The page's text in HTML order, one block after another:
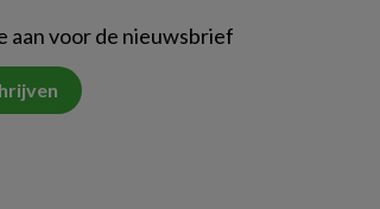
aan voor de nieuwsbrief